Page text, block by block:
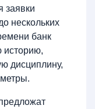
заявки
нескольких
банк
историю,
дисциплину,